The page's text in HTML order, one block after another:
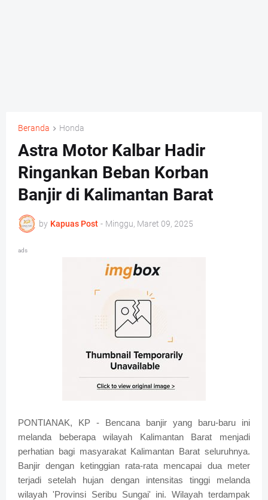
Beranda Honda
Astra Motor Kalbar Hadir
Ringankan Beban Korban
Banjir di Kalimantan Barat
by Kapuas Post - Minggu, Maret 09, 2025
ads
PONTIANAK, KP - Bencana banjir yang baru-baru ini
melanda beberapa wilayah Kalimantan Barat menjadi
perhatian bagi masyarakat Kalimantan Barat seluruhnya.
Banjir dengan ketinggian rata-rata mencapai dua meter
terjadi setelah hujan dengan intensitas tinggi melanda
wilayah 'Provinsi Seribu Sungai' ini. Wilayah terdampak